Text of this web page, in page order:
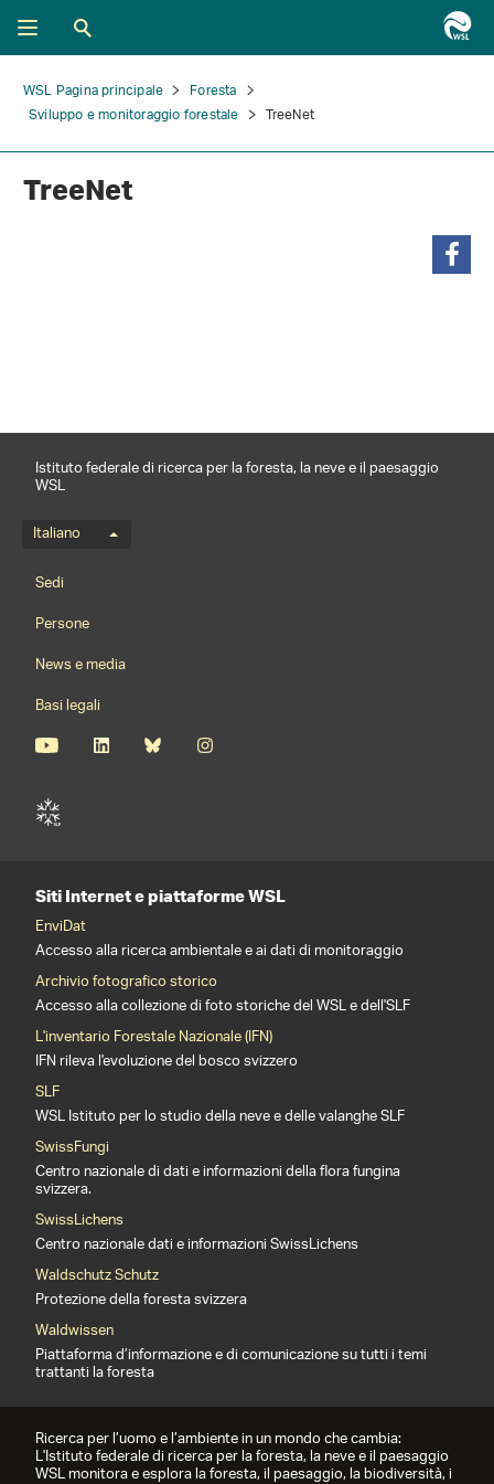
WSL Pagina principale
Foresta
Sviluppo e monitoraggio forestale
TreeNet
TreeNet
Istituto federale di ricerca per la foresta, la neve e il paesaggio
WSL
Menu della lingua
Italiano
Footernavigation
Sedi
Persone
News e media
Basi legali
Siti Internet e piattaforme WSL
EnviDat
Accesso alla ricerca ambientale e ai dati di monitoraggio
Archivio fotografico storico
Accesso alla collezione di foto storiche del WSL e dell'SLF
L'inventario Forestale Nazionale (IFN)
IFN rileva l'evoluzione del bosco svizzero
SLF
WSL Istituto per lo studio della neve e delle valanghe SLF
SwissFungi
Centro nazionale di dati e informazioni della flora fungina
svizzera.
SwissLichens
Centro nazionale dati e informazioni SwissLichens
Waldschutz Schutz
Protezione della foresta svizzera
Waldwissen
Piattaforma d’informazione e di comunicazione su tutti i temi
trattanti la foresta
Ricerca per l’uomo e l’ambiente in un mondo che cambia:
L'Istituto federale di ricerca per la foresta, la neve e il paesaggio
WSL monitora e esplora la foresta, il paesaggio, la biodiversità, i